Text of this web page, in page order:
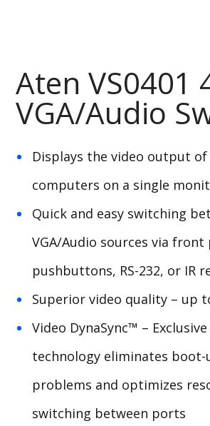
Aten VS0401
VGA/Audio
Displays the video output
computers on a single
Quick and easy switching
VGA/Audio sources via front
pushbuttons, RS-232, or IR
Superior video quality – up
Video DynaSync™ – Exclusive
technology eliminates boot-
problems and optimizes
switching between ports